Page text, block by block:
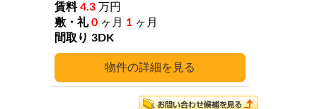
詳細
4.3 万円
0 ヶ月 1 ヶ月
3DK